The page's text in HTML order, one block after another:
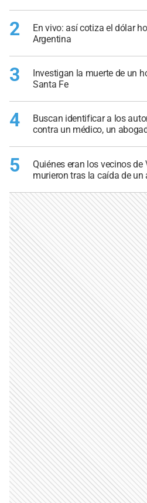
2
En vivo: así cotiza el dólar
Argentina
3
Investigan la muerte de un
Santa Fe
4
Buscan identificar a los
contra un médico, un
5
Quiénes eran los vecinos de
murieron tras la caída de un